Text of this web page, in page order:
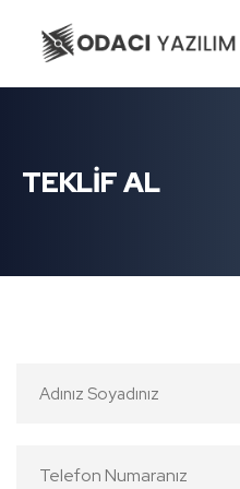
TEKLİF AL